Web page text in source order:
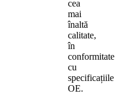
cea
mai
înaltă
calitate,
în
conformitate
cu
specificațiile
OE.